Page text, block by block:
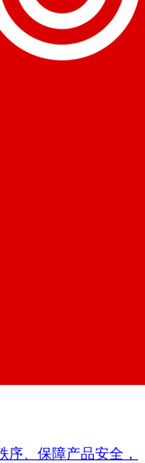
、保障产品安全，